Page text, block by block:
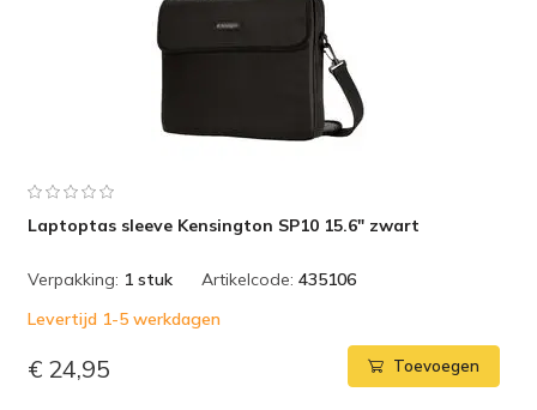
Laptoptas sleeve Kensington SP10 15.6" zwart
Verpakking: 1 stuk Artikelcode: 435106
Levertijd 1-5 werkdagen
€ 24,95 Toevoegen